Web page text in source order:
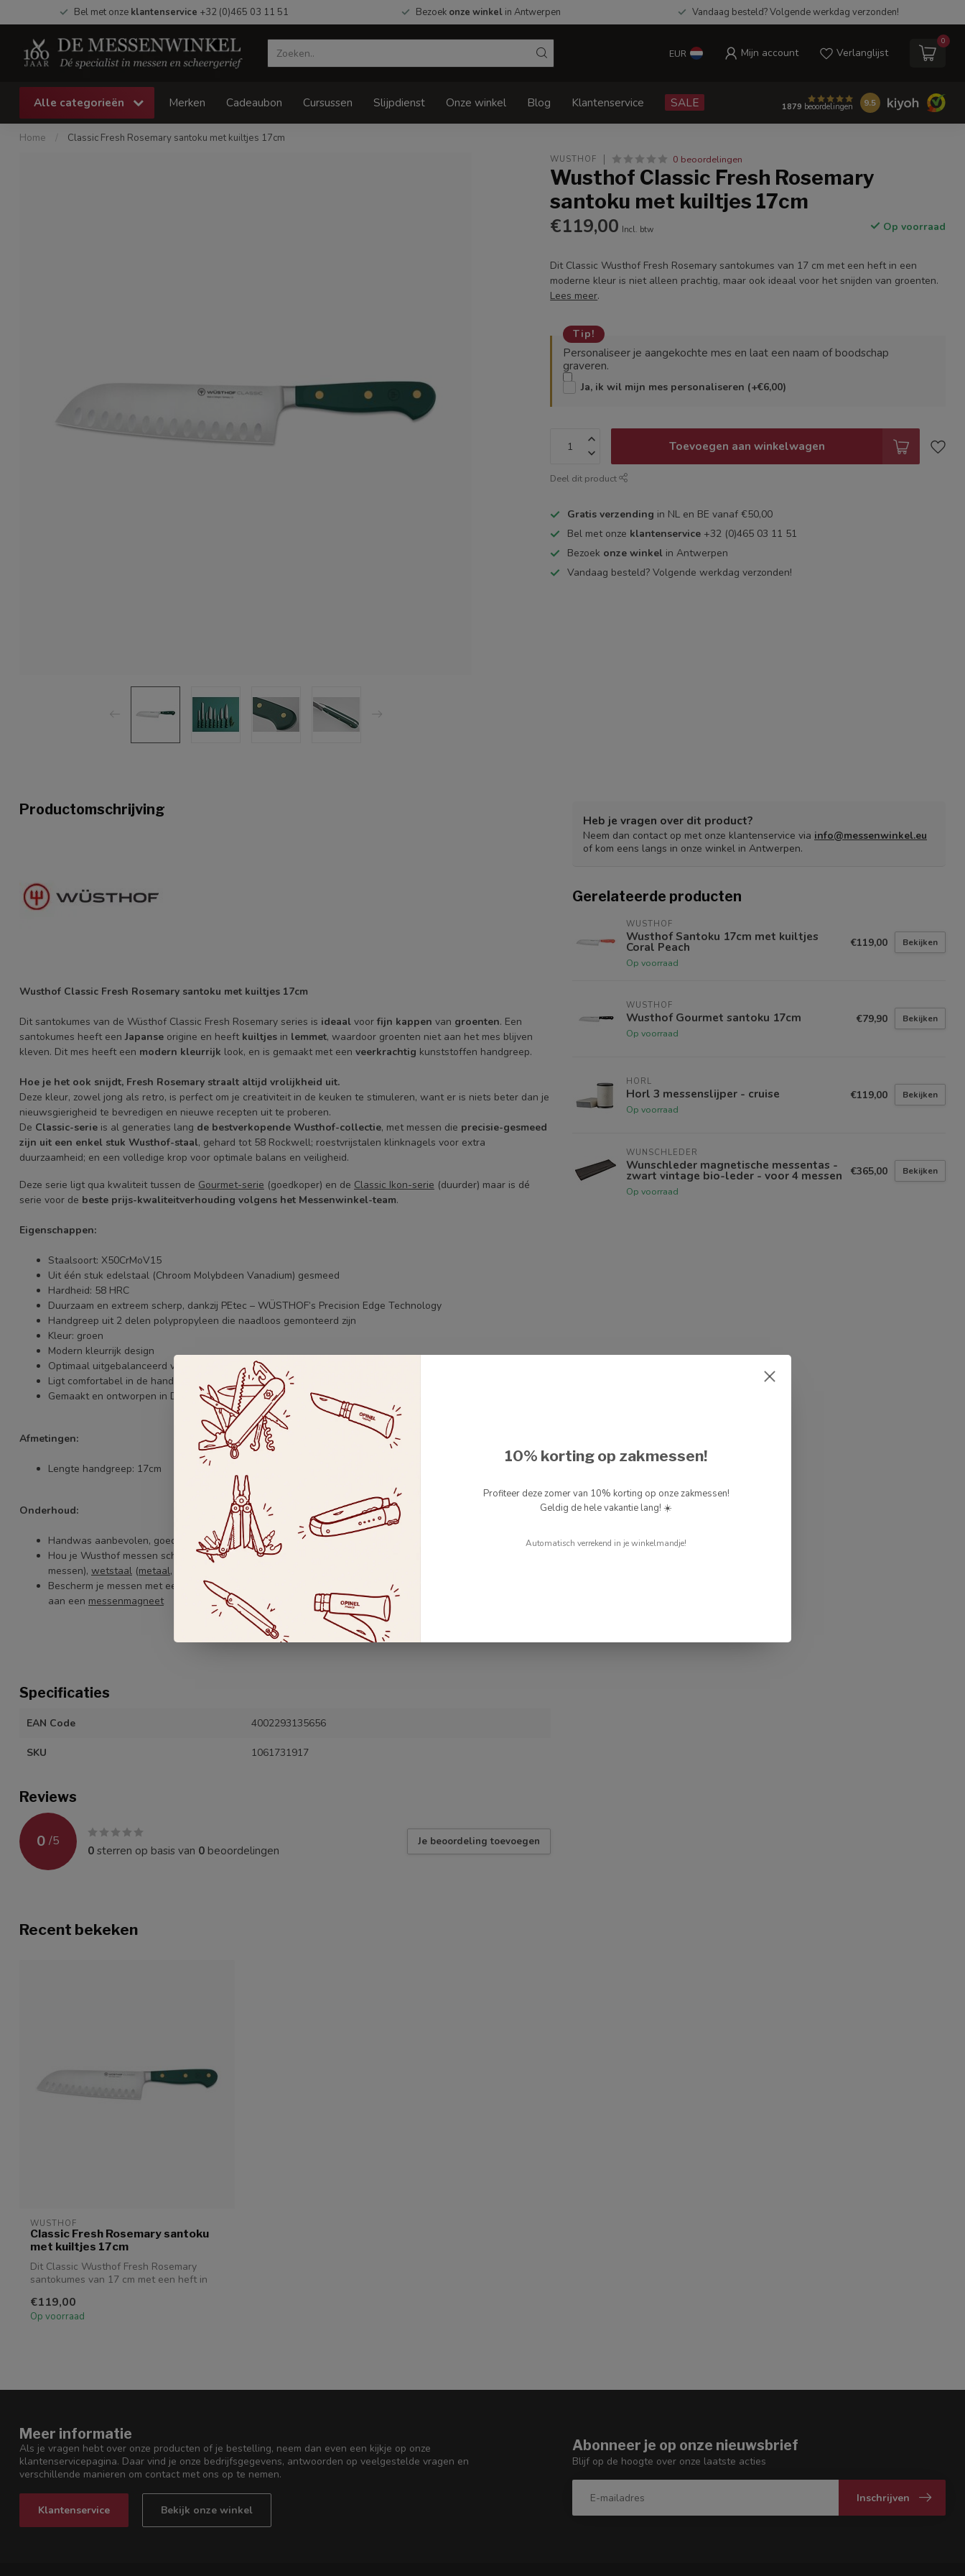
Bel met onze klantenservice +32 (0)465 03 11 51 Bezoek onze winkel in Antwerpen Vandaag besteld? Volgende werkdag verzonden!
EUR Mijn account Verlanglijst
0
Alle categorieën Merken Cadeaubon Cursussen Slijpdienst Onze winkel Blog Klantenservice SALE 1879 beoordelingen 9.5
Home / Classic Fresh Rosemary santoku met kuiltjes 17cm
WUSTHOF 0 beoordelingen
Wusthof Classic Fresh Rosemary
santoku met kuiltjes 17cm
€119,00 Incl. btw Op voorraad
Dit Classic Wusthof Fresh Rosemary santokumes van 17 cm met een heft in een
moderne kleur is niet alleen prachtig, maar ook ideaal voor het snijden van groenten.
Lees meer.
Tip!
Personaliseer je aangekochte mes en laat een naam of boodschap
graveren.
Ja, ik wil mijn mes personaliseren (+€6,00)
Toevoegen aan winkelwagen
Deel dit product
Gratis verzending in NL en BE vanaf €50,00
Bel met onze klantenservice +32 (0)465 03 11 51
Bezoek onze winkel in Antwerpen
Vandaag besteld? Volgende werkdag verzonden!
Productomschrijving
Wusthof Classic Fresh Rosemary santoku met kuiltjes 17cm
Dit santokumes van de Wüsthof Classic Fresh Rosemary series is ideaal voor fijn kappen van groenten. Een
santokumes heeft eenJapanse origine en heeft kuiltjes in lemmet, waardoor groenten niet aan het mes blijven
kleven. Dit mes heeft een modern kleurrijk look, en is gemaakt met een veerkrachtig kunststoffen handgreep.
Hoe je het ook snijdt, Fresh Rosemary straalt altijd vrolijkheid uit.
Deze kleur, zowel jong als retro, is perfect om je creativiteit in de keuken te stimuleren, want er is niets beter dan je
nieuwsgierigheid te bevredigen en nieuwe recepten uit te proberen.
De Classic-serie is al generaties lang de bestverkopende Wusthof-collectie, met messen die precisie-gesmeed
zijn uit een enkel stuk Wusthof-staal, gehard tot 58 Rockwell; roestvrijstalen klinknagels voor extra
duurzaamheid; en een volledige krop voor optimale balans en veiligheid.
Deze serie ligt qua kwaliteit tussen de Gourmet-serie (goedkoper) en de Classic Ikon-serie (duurder) maar is dé
serie voor de beste prijs-kwaliteitverhouding volgens het Messenwinkel-team.
Eigenschappen:
Staalsoort: X50CrMoV15
Uit één stuk edelstaal (Chroom Molybdeen Vanadium) gesmeed
Hardheid: 58 HRC
Duurzaam en extreem scherp, dankzij PEtec – WÜSTHOF’s Precision Edge Technology
Handgreep uit 2 delen polypropyleen die naadloos gemonteerd zijn
Kleur: groen
Modern kleurrijk design
Optimaal uitgebalanceerd voor moeiteloos snijden
Ligt comfortabel in de hand
Gemaakt en ontworpen in Duitsland
Afmetingen:
Lengte handgreep: 17cm
Onderhoud:
Handwas aanbevolen, goed drogen is noodzakelijk
Hou je Wusthof messen scherp door middel van een
messen), wetstaal (metaal,
Bescherm je messen met een
kunststof beschermhoes of bewaar ze in een messentas
aan een messenmagneet
Specificaties
EAN Code 4002293135656
SKU 1061731917
Reviews
0 /5
0sterren op basis van 0 beoordelingen
Je beoordeling toevoegen
Heb je vragen over dit product?
Neem dan contact op met onze klantenservice via info@messenwinkel.eu
of kom eens langs in onze winkel in Antwerpen.
Gerelateerde producten
WUSTHOF
Wusthof Santoku 17cm met kuiltjes
Coral Peach
Op voorraad
€119,00 Bekijken
WUSTHOF
Wusthof Gourmet santoku 17cm
Op voorraad
€79,90 Bekijken
HORL
Horl 3 messenslijper - cruise
Op voorraad
€119,00 Bekijken
WUNSCHLEDER
Wunschleder magnetische messentas -
zwart vintage bio-leder - voor 4 messen
Op voorraad
€365,00 Bekijken
Recent bekeken
WUSTHOF
Classic Fresh Rosemary santoku
met kuiltjes 17cm
Dit Classic Wusthof Fresh Rosemary
santokumes van 17 cm met een heft in
€119,00
Op voorraad
Meer informatie
Als je vragen hebt over onze producten of je bestelling, neem dan even een kijkje op onze
klantenservicepagina. Daar vind je onze bedrijfsgegevens, antwoorden op veelgestelde vragen en
verschillende manieren om contact met ons op te nemen.
Klantenservice Bekijk onze winkel
Abonneer je op onze nieuwsbrief
Blijf op de hoogte over onze laatste acties
Inschrijven
10% korting op zakmessen!
Profiteer deze zomer van 10% korting op onze zakmessen!
Geldig de hele vakantie lang! ☀️
Automatisch verrekend in je winkelmandje!